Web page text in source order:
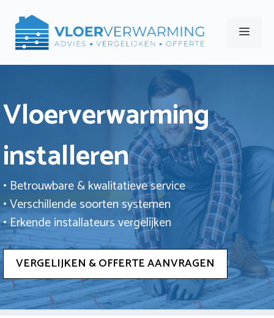
naar
Menu
Vloerverwarming
installeren
• Betrouwbare & kwalitatieve service
• Verschillende soorten systemen
• Erkende installateurs vergelijken
VERGELIJKEN & OFFERTE AANVRAGEN